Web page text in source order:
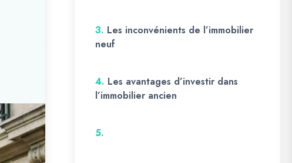
3. Les inconvénients de l’immobilier
neuf
4. Les avantages d’investir dans
l’immobilier ancien
5.